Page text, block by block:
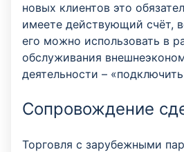
новых клиентов это
имеете действующий счёт,
его можно использовать в
обслуживания
деятельности –
Сопровождение
Торговля с зарубежными